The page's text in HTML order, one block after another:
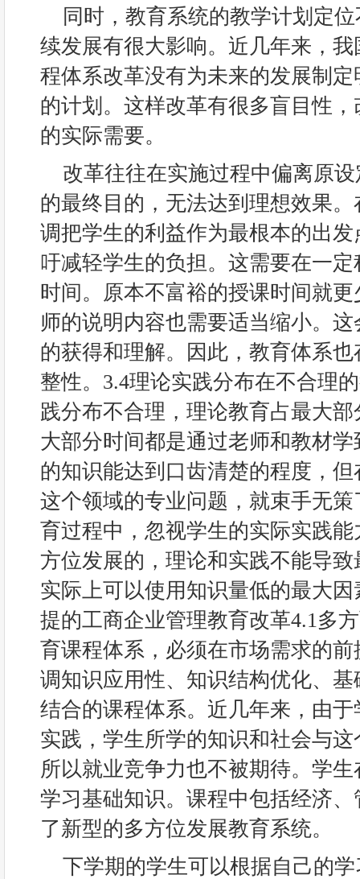
同时，教育系统的教学计划定
续发展有很大影响。近几年来，
程体系改革没有为未来的发展制
的计划。这样改革有很多盲目性
的实际需要。
改革往往在实施过程中偏离原
的最终目的，无法达到理想效果
调把学生的利益作为最根本的出
吁减轻学生的负担。这需要在一
时间。原本不富裕的授课时间就
师的说明内容也需要适当缩小。
的获得和理解。因此，教育体系
整性。3.4理论实践分布在不合理
践分布不合理，理论教育占最大
大部分时间都是通过老师和教材
的知识能达到口齿清楚的程度，
这个领域的专业问题，就束手无
育过程中，忽视学生的实际实践
方位发展的，理论和实践不能导
实际上可以使用知识量低的最大
提的工商企业管理教育改革4.1多
育课程体系，必须在市场需求的
调知识应用性、知识结构优化、
结合的课程体系。近几年来，由
实践，学生所学的知识和社会与
所以就业竞争力也不被期待。学
学习基础知识。课程中包括经济
了新型的多方位发展教育系统。
下学期的学生可以根据自己的